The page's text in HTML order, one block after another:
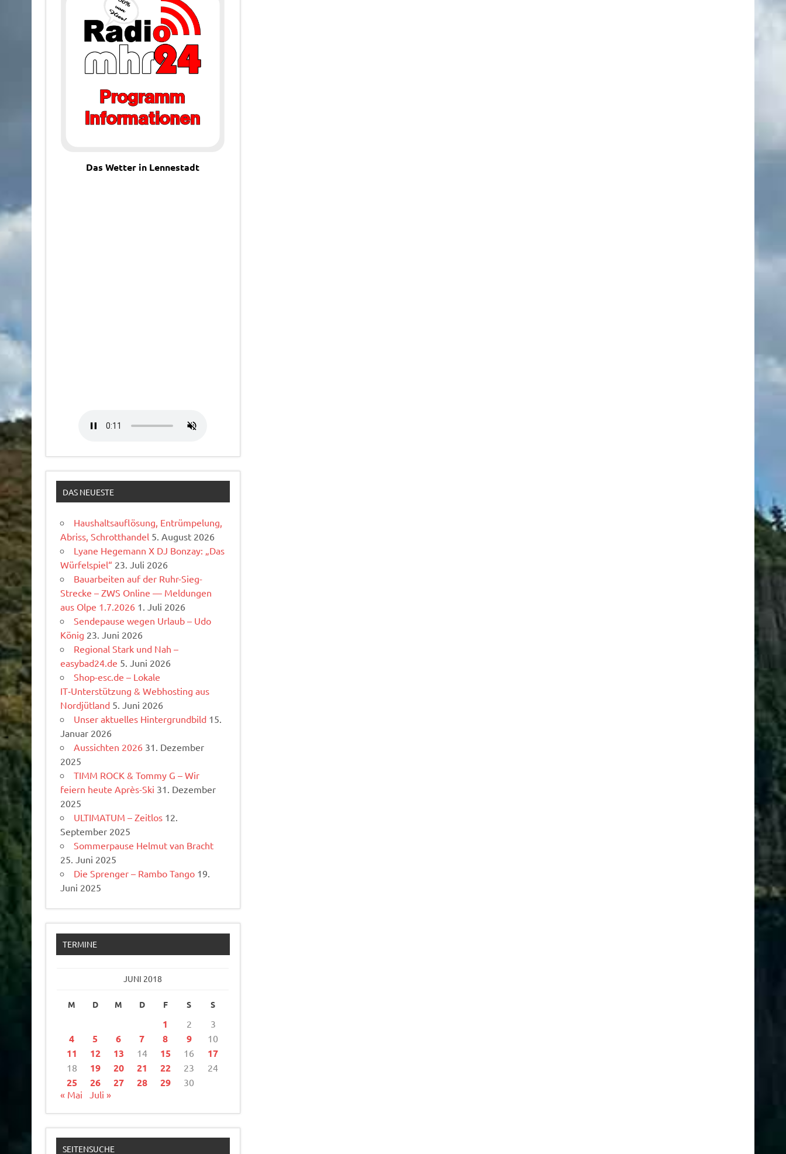
Das Wetter in Lennestadt
DAS NEUESTE
Haushaltsauflösung, Entrümpelung,
Abriss, Schrotthandel 5. August 2026
Lyane Hegemann X DJ Bonzay: „Das
Würfelspiel“ 23. Juli 2026
Bauarbeiten auf der Ruhr-Sieg-
Strecke – ZWS Online — Meldungen
aus Olpe 1.7.2026 1. Juli 2026
Sendepause wegen Urlaub – Udo
König 23. Juni 2026
Regional Stark und Nah –
easybad24.de 5. Juni 2026
Shop-esc.de – Lokale
IT‑Unterstützung & Webhosting aus
Nordjütland 5. Juni 2026
Unser aktuelles Hintergrundbild 15.
Januar 2026
Aussichten 2026 31. Dezember
2025
TIMM ROCK & Tommy G – Wir
feiern heute Après-Ski 31. Dezember
2025
ULTIMATUM – Zeitlos 12.
September 2025
Sommerpause Helmut van Bracht
25. Juni 2025
Die Sprenger – Rambo Tango 19.
Juni 2025
TERMINE
JUNI 2018
M D M D F S S
1 2 3
4 5 6 7 8 9 10
11 12 13 14 15 16 17
18 19 20 21 22 23 24
25 26 27 28 29
30
« Mai
Juli »
SEITENSUCHE